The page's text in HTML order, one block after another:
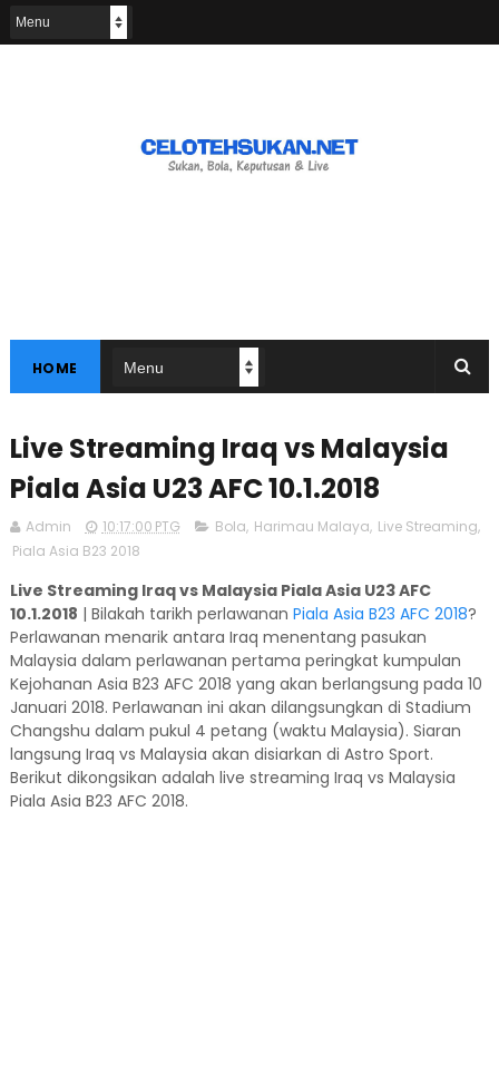
HOME
Live Streaming Iraq vs Malaysia
Piala Asia U23 AFC 10.1.2018
Admin 10:17:00 PTG Bola, Harimau Malaya, Live Streaming,
Piala Asia B23 2018
Live Streaming Iraq vs Malaysia Piala Asia U23 AFC
10.1.2018 | Bilakah tarikh perlawanan Piala Asia B23 AFC 2018?
Perlawanan menarik antara Iraq menentang pasukan
Malaysia dalam perlawanan pertama peringkat kumpulan
Kejohanan Asia B23 AFC 2018 yang akan berlangsung pada 10
Januari 2018. Perlawanan ini akan dilangsungkan di Stadium
Changshu dalam pukul 4 petang (waktu Malaysia). Siaran
langsung Iraq vs Malaysia akan disiarkan di Astro Sport.
Berikut dikongsikan adalah live streaming Iraq vs Malaysia
Piala Asia B23 AFC 2018.